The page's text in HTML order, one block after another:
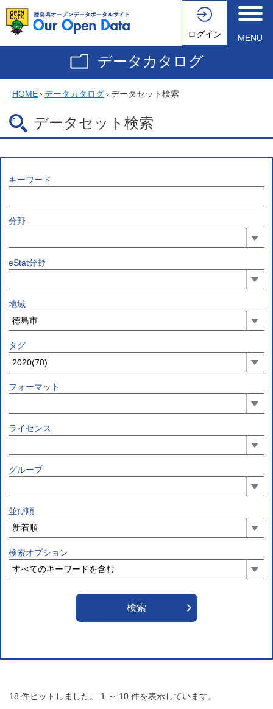
ログイン MENU
データカタログ
HOME› データカタログ› データセット検索
データセット検索
キーワード
分野
eStat分野
地域
タグ
フォーマット
ライセンス
グループ
並び順
検索オプション
18 件ヒットしました。 1 ～ 10 件を表示しています。